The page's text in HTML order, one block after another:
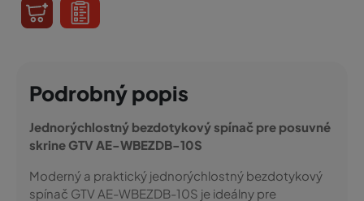
Podrobný popis
Jednorýchlostný bezdotykový spínač pre posuvné
skrine GTV AE-WBEZDB-10S
Moderný a praktický jednorýchlostný bezdotykový
spínač GTV AE-WBEZDB-10S je ideálny pre